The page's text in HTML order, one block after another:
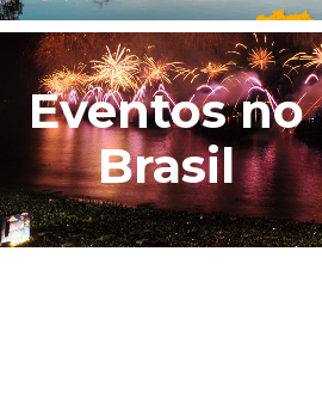
Eventos no
Brasil